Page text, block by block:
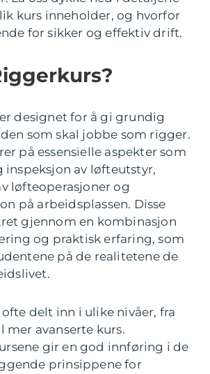
kurs inneholder, og hvorfor
for sikker og effektiv drift.
designet for å gi grundig
som skal jobbe som rigger.
på essensielle aspekter som
inspeksjon av løfteutstyr,
løfteoperasjoner og
på arbeidsplassen. Disse
gjennom en kombinasjon
og praktisk erfaring, som
på de realitetene de
delt inn i ulike nivåer, fra
mer avanserte kurs.
gir en god innføring i de
prinsippene for